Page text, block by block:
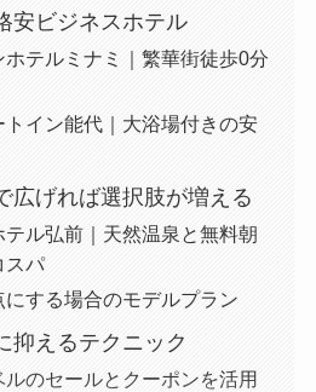
安ビジネスホテル
ホテルミナミ｜繁華街徒歩0分
トイン能代｜大浴場付きの安
広げれば選択肢が増える
テル弘前｜天然温泉と無料朝
スパ
にする場合のモデルプラン
抑えるテクニック
ルのセールとクーポンを活用